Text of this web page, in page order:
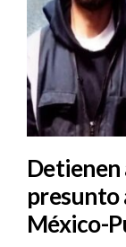
Detienen
presunto
México-